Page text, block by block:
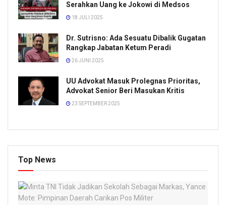
Serahkan Uang ke Jokowi di Medsos
18 JULI 2025
Dr. Sutrisno: Ada Sesuatu Dibalik Gugatan
Rangkap Jabatan Ketum Peradi
26 JUNI 2025
UU Advokat Masuk Prolegnas Prioritas,
Advokat Senior Beri Masukan Kritis
23 SEPTEMBER 2025
Top News